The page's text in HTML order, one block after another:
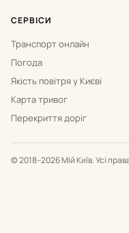
СЕРВІСИ
Транспорт онлайн
Погода
Якість повітря у Києві
Карта тривог
Перекриття доріг
© 2018–2026 Мій Київ. Усі